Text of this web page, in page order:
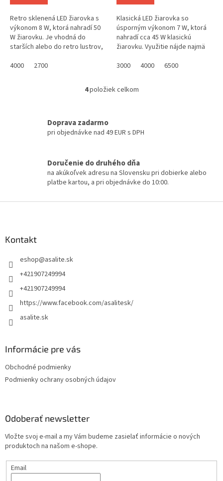
Retro sklenená LED žiarovka s
výkonom 8 W, ktorá nahradí 50
W žiarovku. Je vhodná do
starších alebo do retro lustrov,
plastové LED žiarovky a svojim...
4000 2700
Klasická LED žiarovka so
úsporným výkonom 7 W, ktorá
nahradí cca 45 W klasickú
žiarovku. Využitie nájde najmä
svetelný výkon, prípadne vo...
3000 4000 6500
O
d
i
e
p
r
4položiek celkom
Doprava zadarmo
pri objednávke nad 49 EUR s DPH
Doručenie do druhého dňa
na akúkoľvek adresu na Slovensku pri dobierke alebo
platbe kartou, a pri objednávke do 10:00.
Kontakt
eshop@asalite.sk
+421907249994
+421907249994
https://www.facebook.com/asalitesk/
asalite.sk
Informácie pre vás
Obchodné podmienky
Podmienky ochrany osobných údajov
Odoberať newsletter
Vložte svoj e-mail a my Vám budeme zasielať informácie o nových
produktoch na našom e-shope.
Email